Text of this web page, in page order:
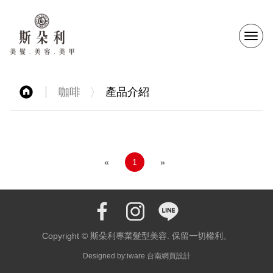
選
咖啡 產品介紹
« 1 »
Copyright © 斯朵利專業髮型美容. 保留一切權利。
Designed by:iware 台南網頁設計